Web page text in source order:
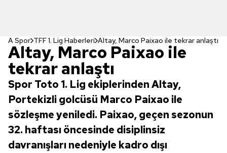
A Spor TFF 1. Lig Haberleri Altay, Marco Paixao ile tekrar anlaştı
Altay, Marco Paixao ile
tekrar anlaştı
Spor Toto 1. Lig ekiplerinden Altay,
Portekizli golcüsü Marco Paixao ile
sözleşme yeniledi. Paixao, geçen sezonun
32. haftası öncesinde disiplinsiz
davranışları nedeniyle kadro dışı